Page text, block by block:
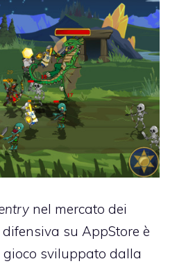
nel mercato dei
su AppStore è
gioco sviluppato dalla